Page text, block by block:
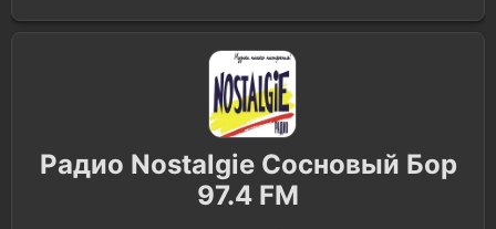
Радио Nostalgie Сосновый Бор
97.4 FM